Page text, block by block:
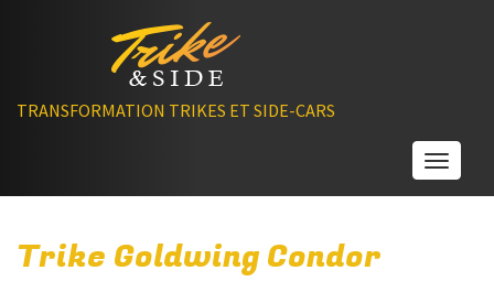
TRANSFORMATION TRIKES ET SIDE-CARS
Trike Goldwing Condor